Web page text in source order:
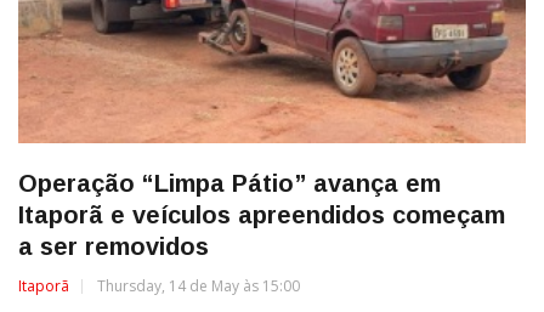
Operação “Limpa Pátio” avança em
Itaporã e veículos apreendidos começam
a ser removidos
Itaporã Thursday, 14 de May às 15:00